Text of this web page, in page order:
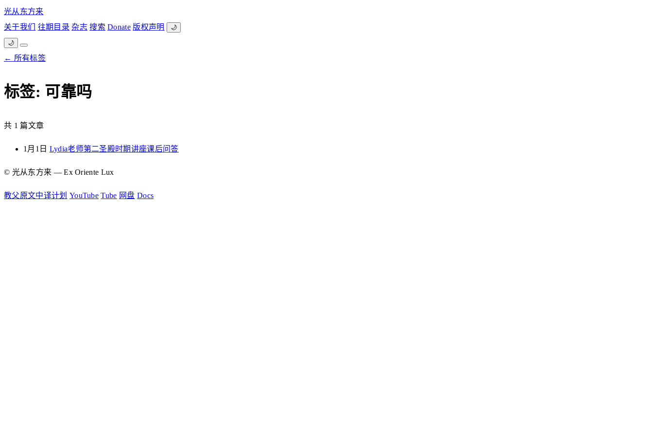
光从东方来
关于我们
往期目录 杂志 搜索 Donate 版权声明 🌙
🌙
← 所有标签
标签: 可靠吗
共 1 篇文章
1月1日 Lydia老师第二圣殿时期讲座课后问答
© 光从东方来 — Ex Oriente Lux
教父原文中译计划 YouTube Tube 网盘 Docs